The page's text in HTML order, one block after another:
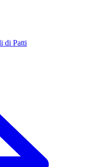
di Patti